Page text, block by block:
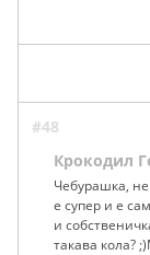
#48
Крокодил
Чебурашка,
е супер и е
и
такава кола?